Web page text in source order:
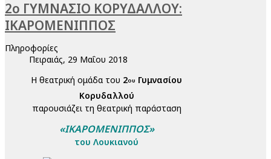
2ο ΓΥΜΝΑΣΙΟ ΚΟΡΥΔΑΛΛΟΥ:
ΙΚΑΡΟΜΕΝΙΠΠΟΣ
Πληροφορίες
Πειραιάς, 29 Μαΐου 2018
Η θεατρική ομάδα του 2ου Γυμνασίου
Κορυδαλλού
παρουσιάζει τη θεατρική παράσταση
«ΙΚΑΡΟΜΕΝΙΠΠΟΣ»
του Λουκιανού